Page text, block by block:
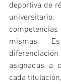
deportiva de
mismas.
asignadas a
cada